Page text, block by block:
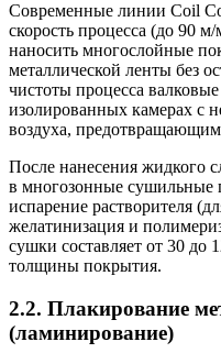
Современные линии Coil
скорость процесса (до 90
наносить многослойные
металлической ленты без
чистоты процесса
изолированных камерах с
воздуха,
После нанесения жидкого
в многозонные сушильные
испарение растворителя
желатинизация и
сушки составляет от 30 до
толщины покрытия.
2.2. Плакирование
(ламинирование)